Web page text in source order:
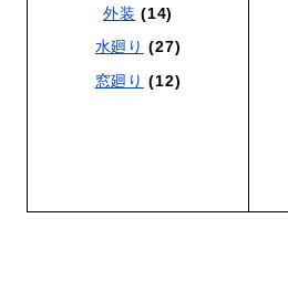
外装 (14)
水廻り (27)
窓廻り (12)